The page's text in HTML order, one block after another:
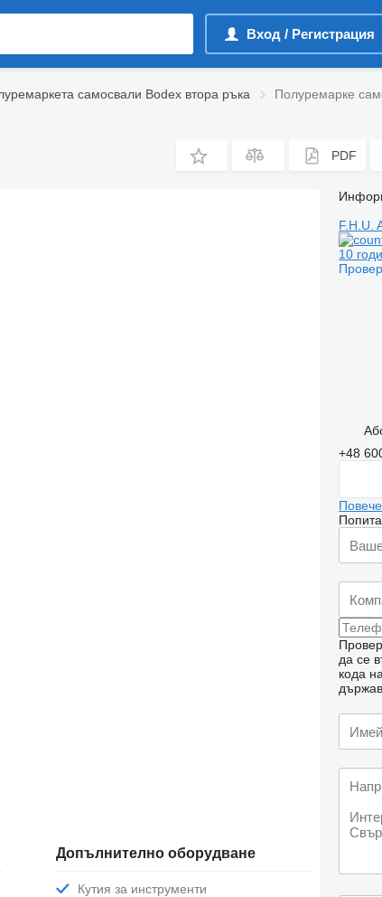
Вход / Регистрация
самосвали Bodex втора ръка Полуремарке
PDF
Допълнително оборудване
Кутия за инструменти
F.H.U.
10
+48
да се
кода